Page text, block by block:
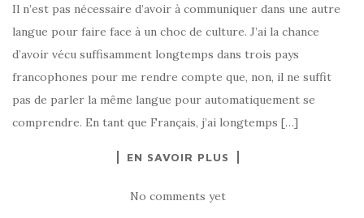
Il n’est pas nécessaire d’avoir à communiquer dans une autre
langue pour faire face à un choc de culture. J’ai la chance
d’avoir vécu suffisamment longtemps dans trois pays
francophones pour me rendre compte que, non, il ne suffit
pas de parler la même langue pour automatiquement se
comprendre. En tant que Français, j’ai longtemps […]
EN SAVOIR PLUS
No comments yet